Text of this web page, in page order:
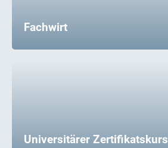
Fachwirt
Universitärer Zertifikatskurs